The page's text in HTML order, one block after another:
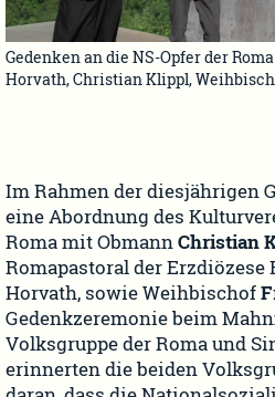
Gedenken an die NS-Opfer der
Horvath, Christian Klippl,
Im Rahmen der diesjährigen
eine Abordnung des
Roma mit ObmannChristian
Romapastoral der Erzdiözese
Horvath, sowie Weihbischof
Gedenkzeremonie beim
Volksgruppe der Roma und
erinnerten die beiden